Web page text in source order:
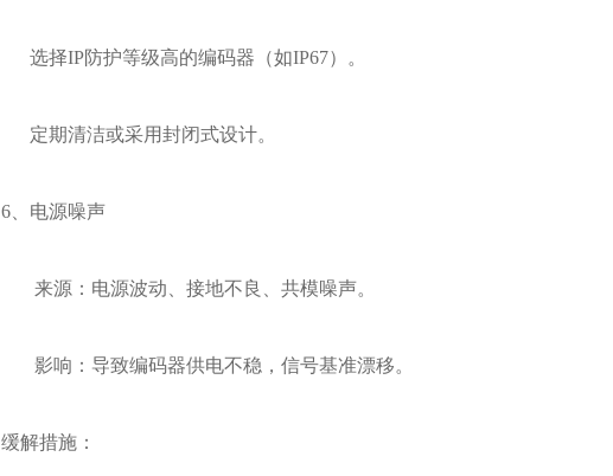
选择IP防护等级高的编码器（如IP67）。
定期清洁或采用封闭式设计。
6、电源噪声
来源：电源波动、接地不良、共模噪声。
影响：导致编码器供电不稳，信号基准漂移。
缓解措施：